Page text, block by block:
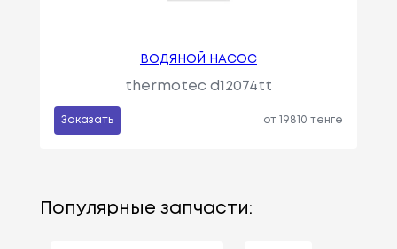
ВОДЯНОЙ НАСОС
thermotec d12074tt
Заказать от 19810 тенге
Популярные запчасти: